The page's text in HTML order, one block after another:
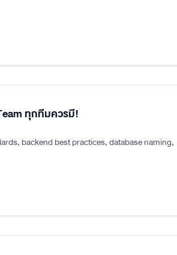
ทุกทีมควรมี!
backend best practices, database naming,